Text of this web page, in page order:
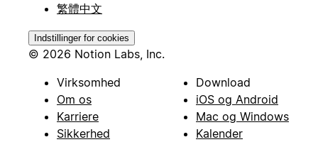
繁體中文
Indstillinger for cookies
© 2026 Notion Labs, Inc.
Virksomhed
Om os
Karriere
Sikkerhed
Download
iOS og Android
Mac og Windows
Kalender